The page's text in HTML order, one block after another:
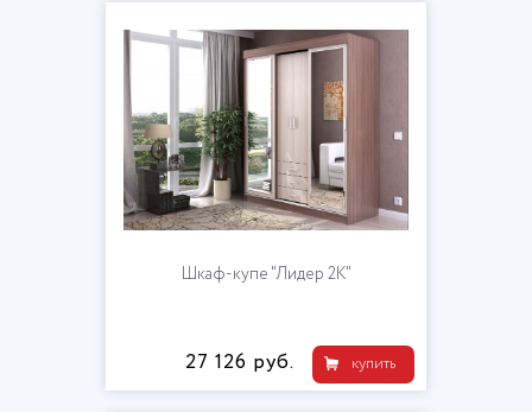
Шкаф-купе "Лидер 2К"
купить
27 126 руб.